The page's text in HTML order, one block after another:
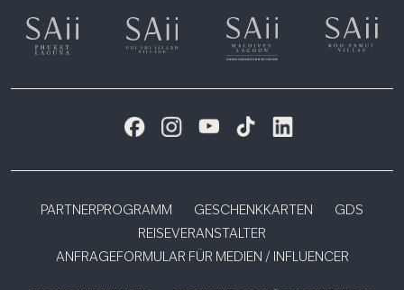
PARTNERPROGRAMM GESCHENKKARTEN
GDS
REISEVERANSTALTER
ANFRAGEFORMULAR FÜR MEDIEN / INFLUENCER